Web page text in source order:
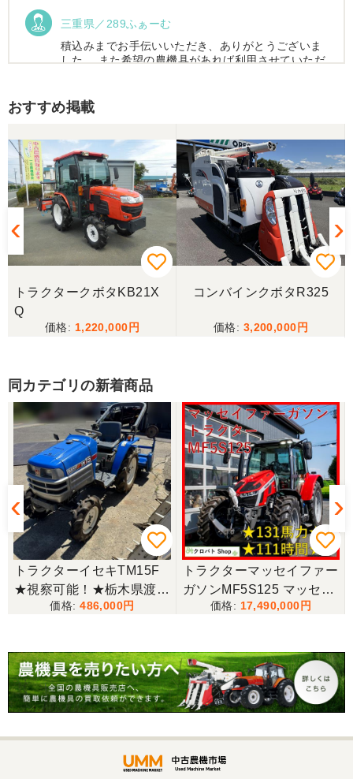
三重県／289ふぁーむ
積込みまでお手伝いいただき、ありがとうございま
した。 また希望の農機具があれば利用させていただ
この度はお世話になりました。また、機会があれば
よろしくお願いします。
三重県／ユウスケ
購入から引き取りまでスムーズでした。ありがとう
ございました。
当方の要望に対して、素早く対応していただき感謝
三重県／山﨑
スタッフの鈴木さんが親切で機械に詳しく 丁寧にご
対応頂きました。 ありがとう！ 少し距離はあります
が、今後も農機具を買う際はのうき屋さんを利用し
ようと思います。
三重県／miraisann
写真と現物が違いすぎる
三重県／谷本勝美
こちらの、対応も、よく、大変、満足、です。
三重県／谷本勝美
こちらの、対応、も、よくして、くれました。
対応も、よくしてくれました、有難うございまし
おすすめ掲載
トラクタークボタKB21X
Q
1,220,000
コンバインクボタR325
3,200,000
同カテゴリの新着商品
トラクターイセキTM15F
★視察可能！★栃木県渡し
イセキ トラクター TM15F
リー MT 現状渡し【P1151
6487】
486,000
トラクターマッセイファー
ガソンMF5S125 マッセイ
ファーガソン トラクター
圧3連 + 1連
17,490,000